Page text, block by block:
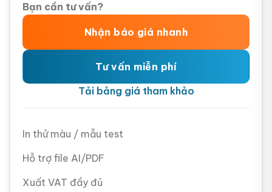
Bạn cần tư vấn?
Nhận báo giá nhanh
Tư vấn miễn phí
Tải bảng giá tham khảo
In thử màu / mẫu test
Hỗ trợ file AI/PDF
Xuất VAT đầy đủ